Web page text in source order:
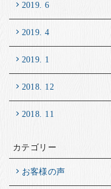
2019. 6
2019. 4
2019. 1
2018. 12
2018. 11
カテゴリー
お客様の声